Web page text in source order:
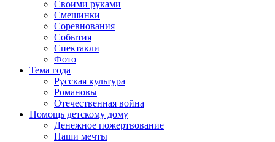
Своими руками
Смешинки
Соревнования
События
Спектакли
Фото
Тема года
Русская культура
Романовы
Отечественная война
Помощь детскому дому
Денежное пожертвование
Наши мечты